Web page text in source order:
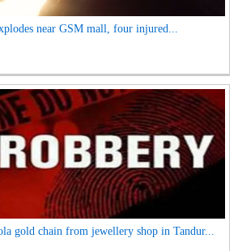
near GSM mall, four injured...
gold chain from jewellery shop in Tandur...